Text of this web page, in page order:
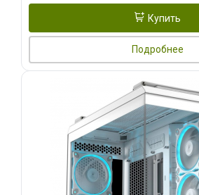
Купить
Подробнее